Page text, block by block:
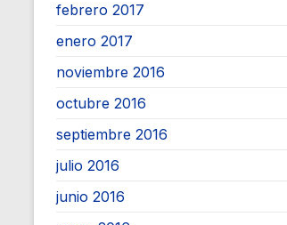
febrero 2017
enero 2017
noviembre 2016
octubre 2016
septiembre 2016
julio 2016
junio 2016